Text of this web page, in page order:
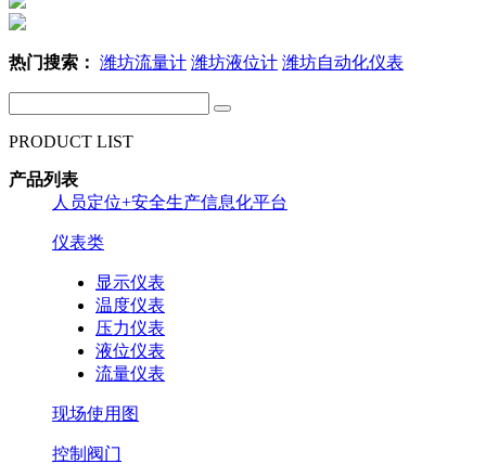
热门搜索： 潍坊流量计 潍坊液位计 潍坊自动化仪表
PRODUCT LIST
产品列表
人员定位+安全生产信息化平台
仪表类
显示仪表
温度仪表
压力仪表
液位仪表
流量仪表
现场使用图
控制阀门